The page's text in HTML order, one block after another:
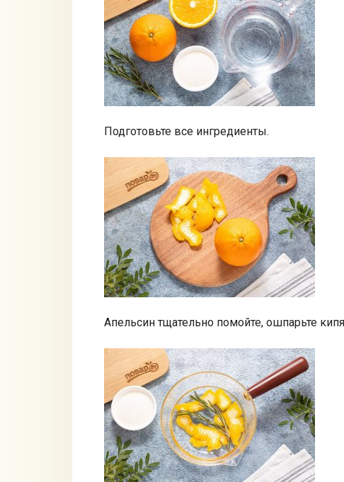
Подготовьте все ингредиенты.
Апельсин тщательно помойте, ошпарьте